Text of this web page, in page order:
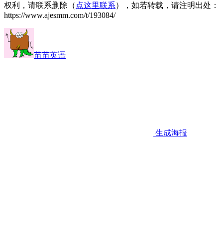
权利，请联系删除（ 点这里联系），如若转载，请注明出处：
https://www.ajesmm.com/t/193084/
苗苗英语
生成海报